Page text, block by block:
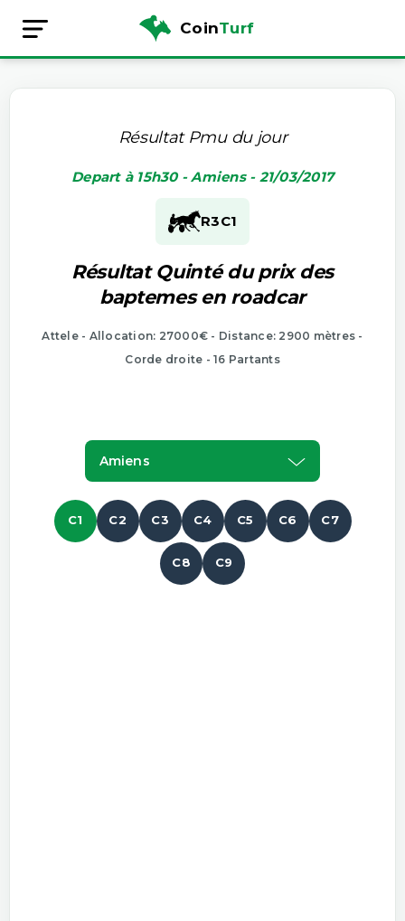
CoinTurf
Résultat Pmu du jour
Depart à 15h30 - Amiens - 21/03/2017
R3C1
Résultat Quinté du prix des
baptemes en roadcar
Attele - Allocation: 27000€ - Distance: 2900 mètres -
Corde droite - 16 Partants
Amiens
C1 C2 C3 C4 C5 C6 C7
C8 C9